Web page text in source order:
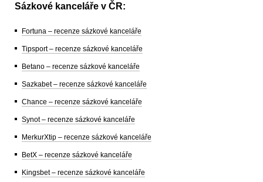
Sázkové kanceláře v ČR:
Fortuna – recenze sázkové kanceláře
Tipsport – recenze sázkové kanceláře
Betano – recenze sázkové kanceláře
Sazkabet – recenze sázkové kanceláře
Chance – recenze sázkové kanceláře
Synot – recenze sázkové kanceláře
MerkurXtip – recenze sázkové kanceláře
BetX – recenze sázkové kanceláře
Kingsbet – recenze sázkové kanceláře